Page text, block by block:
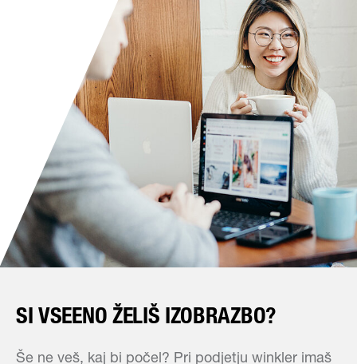
SI VSEENO ŽELIŠ IZOBRAZBO?
Še ne veš, kaj bi počel? Pri podjetju winkler imaš